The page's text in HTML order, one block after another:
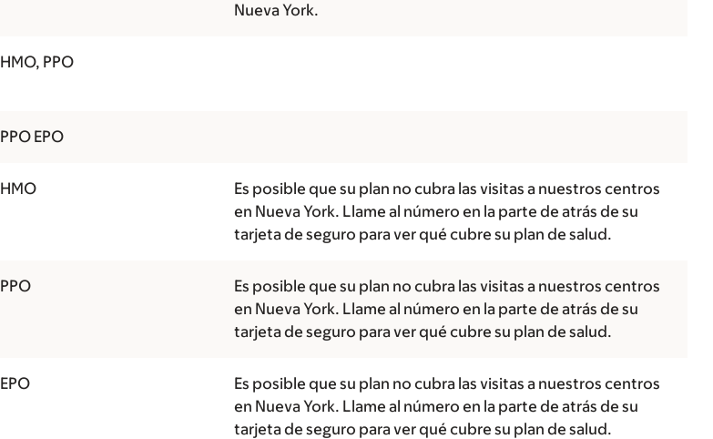
Nueva York.
HMO, PPO
PPO EPO
HMO
Es posible que su plan no cubra las visitas a nuestros centros
en Nueva York. Llame al número en la parte de atrás de su
tarjeta de seguro para ver qué cubre su plan de salud.
PPO
Es posible que su plan no cubra las visitas a nuestros centros
en Nueva York. Llame al número en la parte de atrás de su
tarjeta de seguro para ver qué cubre su plan de salud.
EPO
Es posible que su plan no cubra las visitas a nuestros centros
en Nueva York. Llame al número en la parte de atrás de su
tarjeta de seguro para ver qué cubre su plan de salud.